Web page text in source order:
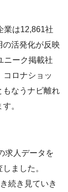
業は12,861社
の活発化が反映
ニーク掲載社
コロナショッ
もなうナビ離れ
。
求人データを
ました。
続き見ていき